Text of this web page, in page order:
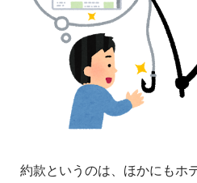
約款というのは、ほかにもホ